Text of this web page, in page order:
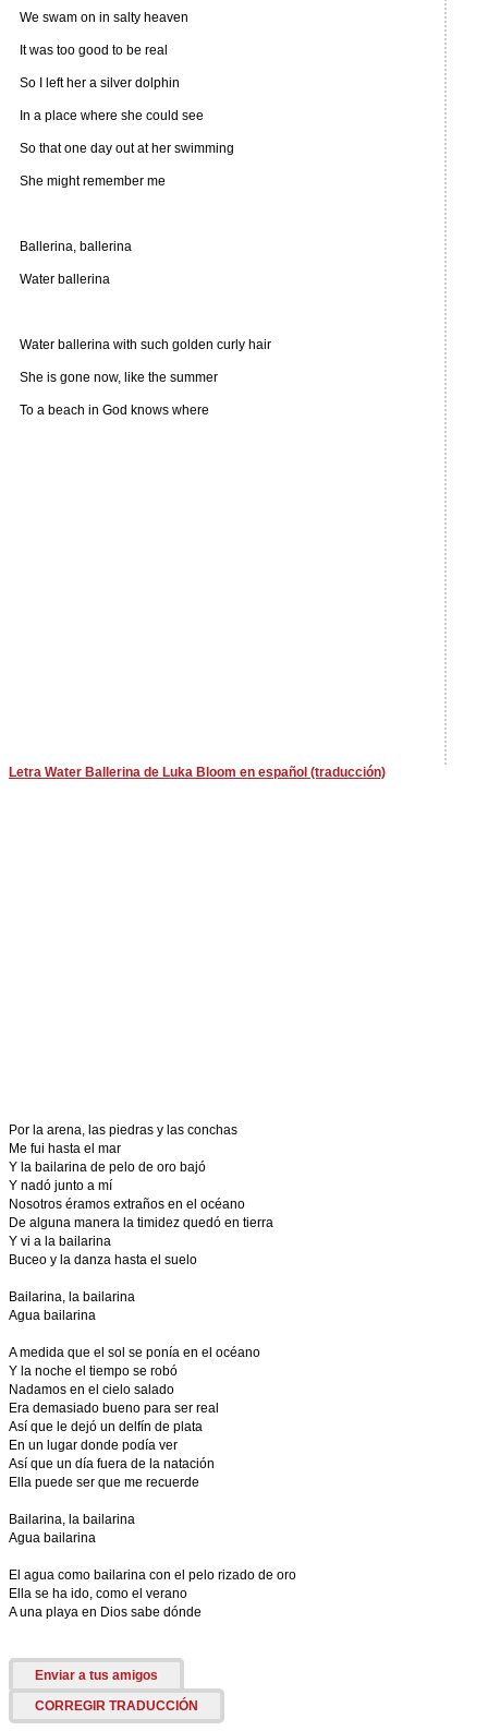
We swam on in salty heaven
It was too good to be real
So I left her a silver dolphin
In a place where she could see
So that one day out at her swimming
She might remember me
Ballerina, ballerina
Water ballerina
Water ballerina with such golden curly hair
She is gone now, like the summer
To a beach in God knows where
Letra Water Ballerina de Luka Bloom en español (traducción)
Por la arena, las piedras y las conchas
Me fui hasta el mar
Y la bailarina de pelo de oro bajó
Y nadó junto a mí
Nosotros éramos extraños en el océano
De alguna manera la timidez quedó en tierra
Y vi a la bailarina
Buceo y la danza hasta el suelo
Bailarina, la bailarina
Agua bailarina
A medida que el sol se ponía en el océano
Y la noche el tiempo se robó
Nadamos en el cielo salado
Era demasiado bueno para ser real
Así que le dejó un delfín de plata
En un lugar donde podía ver
Así que un día fuera de la natación
Ella puede ser que me recuerde
Bailarina, la bailarina
Agua bailarina
El agua como bailarina con el pelo rizado de oro
Ella se ha ido, como el verano
A una playa en Dios sabe dónde
Enviar a tus amigos
CORREGIR TRADUCCIÓN